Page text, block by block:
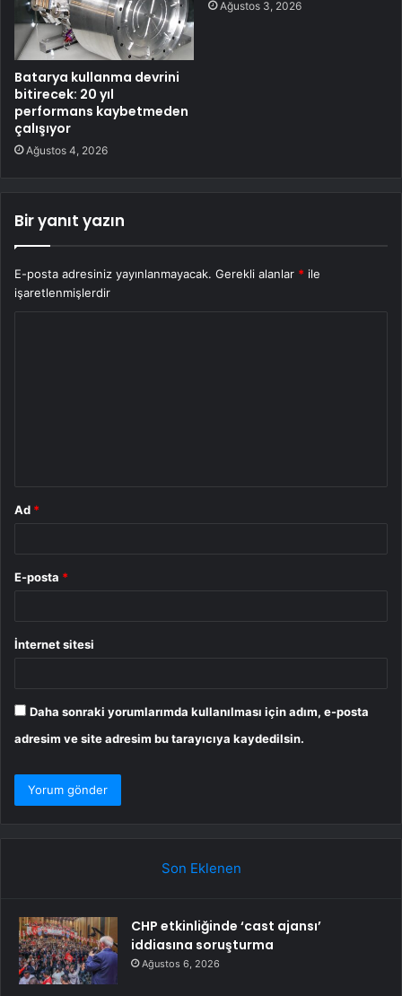
Batarya kullanma devrini
bitirecek: 20 yıl
performans kaybetmeden
çalışıyor
Ağustos 4, 2026
Ağustos 3, 2026
Bir yanıt yazın
E-posta adresiniz yayınlanmayacak. Gerekli alanlar * ile
işaretlenmişlerdir
Ad *
E-posta *
İnternet sitesi
Daha sonraki yorumlarımda kullanılması için adım, e-posta
adresim ve site adresim bu tarayıcıya kaydedilsin.
Son Eklenen
CHP etkinliğinde ‘cast ajansı’
iddiasına soruşturma
Ağustos 6, 2026